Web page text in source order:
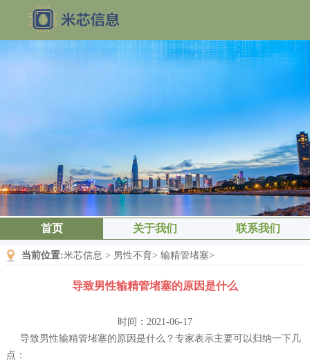
首页 关于我们 联系我们
当前位置:米芯信息 > 男性不育>输精管堵塞>
导致男性输精管堵塞的原因是什么
时间：2021-06-17
导致男性输精管堵塞的原因是什么？专家表示主要可以归纳一下几
点：